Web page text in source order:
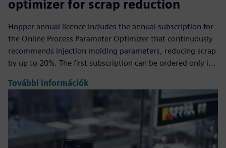
optimizer for scrap reduction
Hopper annual licence includes the annual subscription for
the Online Process Parameter Optimizer that continuously
recommends injection molding parameters, reducing scrap
by up to 20%. The first subscription can be ordered only i...
További információk